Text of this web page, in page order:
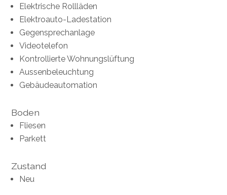
Elektrische Rollläden
Elektroauto-Ladestation
Gegensprechanlage
Videotelefon
Kontrollierte Wohnungslüftung
Aussenbeleuchtung
Gebäudeautomation
Boden
Fliesen
Parkett
Zustand
Neu